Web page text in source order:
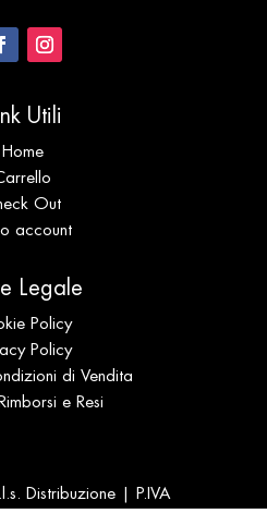
Utili
Home
Out
account
Legale
Policy
Policy
di Vendita
e Resi
Distribuzione | P.IVA